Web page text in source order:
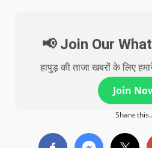
📢 Join Our
हापुड़ की ताजा खबरों के लिए
Join
Share